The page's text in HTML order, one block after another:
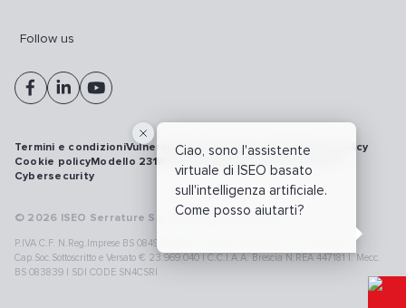
Ciao, sono l'assistente
virtuale di ISEO basato
sull'intelligenza artificiale.
Come posso aiutarti?
Follow us
© 2026 ISEO Serrature S.p.A. All right reserved
P.IVA C.F. N.Reg.Imprese BS 08499190018 | Cap.Soc.Deliberato € 24.340.965 |
Cap.Soc.Sottoscritto e Versato € 23.969.040 | C.C.I.A.A. Brescia N.REA 447181 |. Mecc.
BS 083839 | SDI CODE SN4CSRI
Termini e condizioniVulnerability disclosure policyPrivacy policy
Cookie policyModello 231WhistleblowingRichiamo prodotti
Cybersecurity